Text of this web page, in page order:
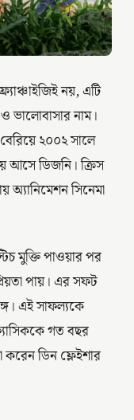
নয়, এটি
ভালোবাসার নাম।
২০০২ সালে
আসে ডিজনি। ক্রিস
অ্যানিমেশন সিনেমা
মুক্তি পাওয়ার পর
পায়। এর সফট
এই সাফল্যকে
গত বছর
করেন ডিন ফ্লেইশার